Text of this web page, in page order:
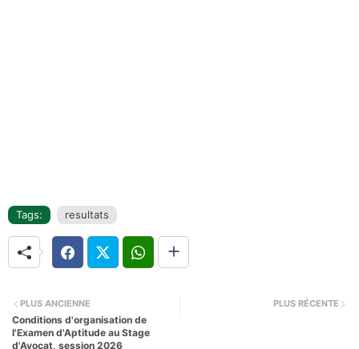
Tags: resultats
PLUS RÉCENTE
PLUS ANCIENNE
Conditions d'organisation de
l'Examen d'Aptitude au Stage
d'Avocat, session 2026